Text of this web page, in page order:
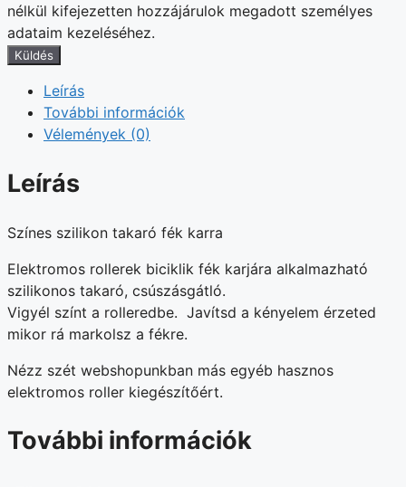
nélkül kifejezetten hozzájárulok megadott személyes
adataim kezeléséhez.
Küldés
Leírás
További információk
Vélemények (0)
Leírás
Színes szilikon takaró fék karra
Elektromos rollerek biciklik fék karjára alkalmazható
szilikonos takaró, csúszásgátló.
Vigyél színt a rolleredbe. Javítsd a kényelem érzeted
mikor rá markolsz a fékre.
Nézz szét webshopunkban más egyéb hasznos
elektromos roller kiegészítőért.
További információk